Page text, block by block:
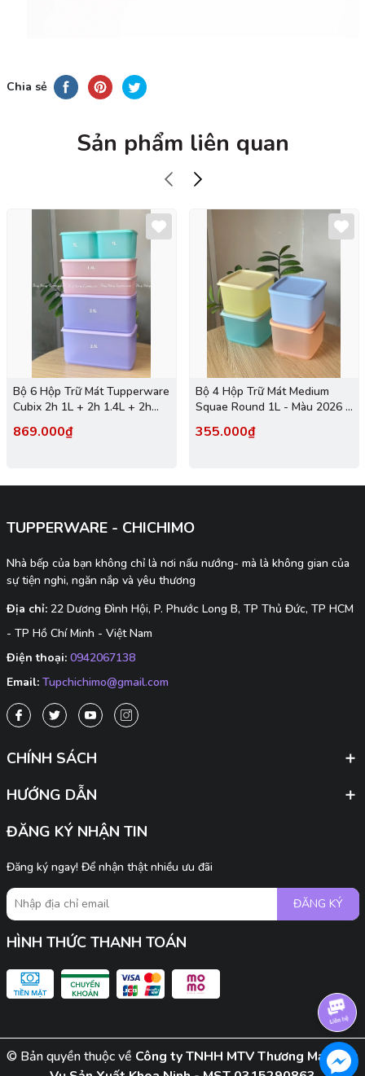
Chia sẻ
Sản phẩm liên quan
Bộ 6 Hộp Trữ Mát Tupperware
Cubix 2h 1L + 2h 1.4L + 2h
869.000₫
Bộ 4 Hộp Trữ Mát Medium
Squae Round 1L - Màu 2026 -
Hãng
355.000₫
TUPPERWARE - CHICHIMO
Nhà bếp của bạn không chỉ là nơi nấu nướng- mà là không gian của
sự tiện nghi, ngăn nắp và yêu thương
Địa chỉ: 22 Dương Đình Hội, P. Phước Long B, TP Thủ Đức, TP HCM
- TP Hồ Chí Minh - Việt Nam
Điện thoại: 0942067138
Email: Tupchichimo@gmail.com
CHÍNH SÁCH
HƯỚNG DẪN
ĐĂNG KÝ NHẬN TIN
Đăng ký ngay! Để nhận thật nhiều ưu đãi
ĐĂNG KÝ
HÌNH THỨC THANH TOÁN
© Bản quyền thuộc về Công ty TNHH MTV Thương Mại Dịch